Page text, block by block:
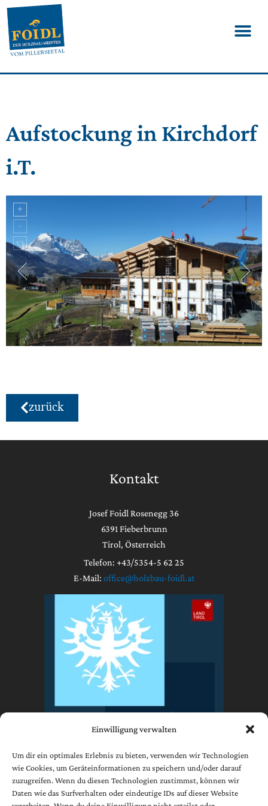
Einwilligung verwalten
Um dir ein optimales Erlebnis zu bieten, verwenden wir Technologien
wie Cookies, um Geräteinformationen zu speichern und/oder darauf
zuzugreifen. Wenn du diesen Technologien zustimmst, können wir
Daten wie das Surfverhalten oder eindeutige IDs auf dieser Website
Aufstockung in Kirchdorf
i.T.
zurück
Kontakt
Josef Foidl Rosenegg 36
6391 Fieberbrunn
Tirol, Österreich
Telefon: +43/5354-5 62 25
E-Mail: office@holzbau-foidl.at
Impressum
Datenschutzerklärung